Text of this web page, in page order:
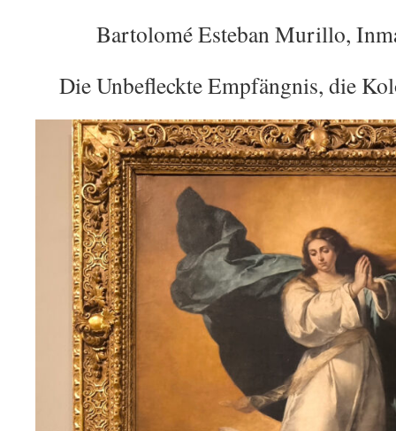
Bartolomé Esteban Murillo,
Die Unbefleckte Empfängnis, die